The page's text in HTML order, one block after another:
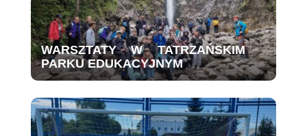
WARSZTATY W TATRZAŃSKIM
PARKU EDUKACYJNYM